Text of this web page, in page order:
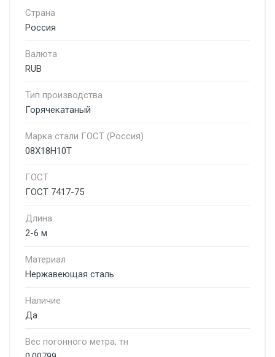
Страна
Россия
Валюта
RUB
Тип производства
Горячекатаный
Марка стали ГОСТ (Россия)
08Х18Н10Т
ГОСТ
ГОСТ 7417-75
Длина
2-6 м
Материал
Нержавеющая сталь
Наличие
Да
Вес погонного метра, тн